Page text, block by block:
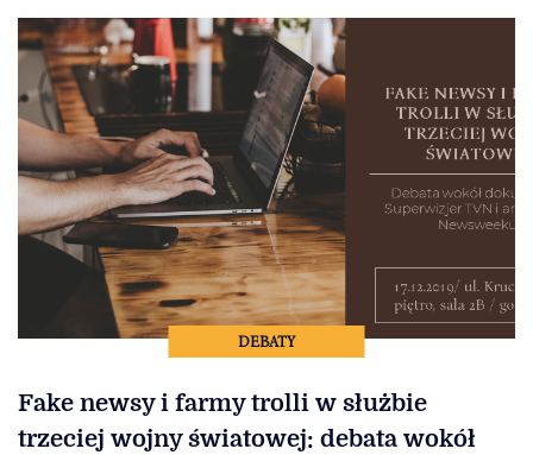
DEBATY
Fake newsy i farmy trolli w służbie
trzeciej wojny światowej: debata wokół